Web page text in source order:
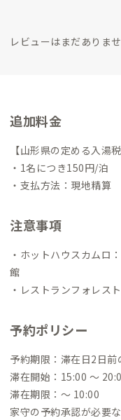
レビューはまだありま
追加料金
【山形県の定める入湯税
・1名につき150円/泊
・支払方法：現地精算
注意事項
・ホットハウスカムロ
館
・レストランフォレス
予約ポリシー
予約期限：滞在日2日前
滞在開始：15:00 〜
滞在期限：〜 10:00
家守の予約承認が必要